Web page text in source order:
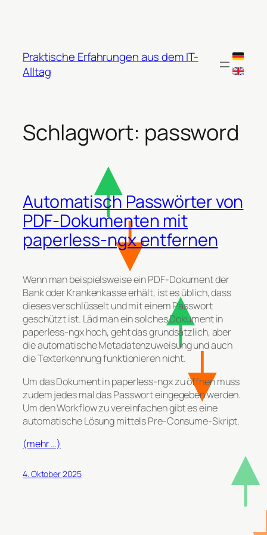
Praktische Erfahrungen aus dem IT-
Alltag
Schlagwort: password
Automatisch Passwörter von
PDF-Dokumenten mit
paperless-ngx entfernen
Wenn man beispielsweise ein PDF-Dokument der
Bank oder Krankenkasse erhält, ist es üblich, dass
dieses verschlüsselt und mit einem Passwort
geschützt ist. Läd man ein solches Dokument in
paperless-ngx hoch, geht das grundsätzlich, aber
die automatische Metadatenzuweisung und auch
die Texterkennung funktionieren nicht.
Um das Dokument in paperless-ngx zu öffnen muss
zudem jedes mal das Passwort eingegeben werden.
Um den Workflow zu vereinfachen gibt es eine
automatische Lösung mittels Pre-Consume-Skript.
(mehr …)
4. Oktober 2025